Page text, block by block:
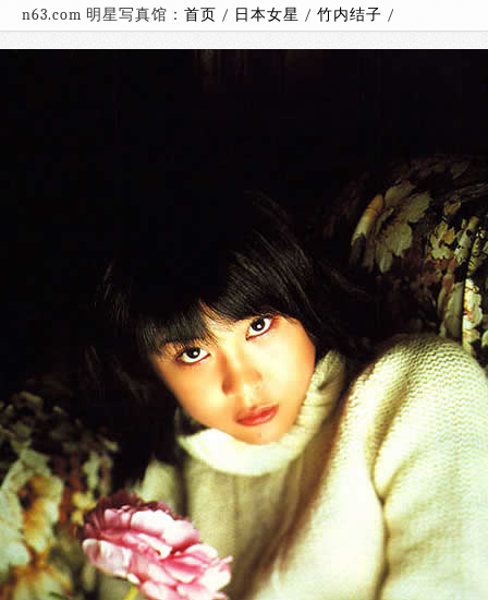
n63.com 明星写真馆： 首页 / 日本女星 / 竹内结子